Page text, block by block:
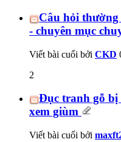
Câu hỏi
- chuyên mục
Viết bài cuối bởi CKD
2
Đục tranh gỗ bị
xem giùm
Viết bài cuối bởi